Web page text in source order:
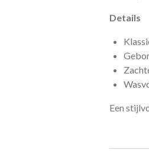
Details
Een